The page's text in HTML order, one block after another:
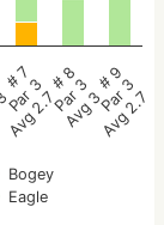
Bogey
Eagle
# 7
Par 3
Avg 2.7
# 8
Par 3
Avg 3
# 9
Par 3
Avg 2.7